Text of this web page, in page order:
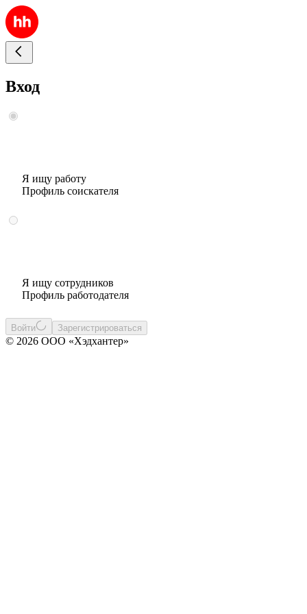
Вход
Я ищу работу
Профиль соискателя
Я ищу сотрудников
Профиль работодателя
Войти Зарегистрироваться
© 2026 ООО «Хэдхантер»